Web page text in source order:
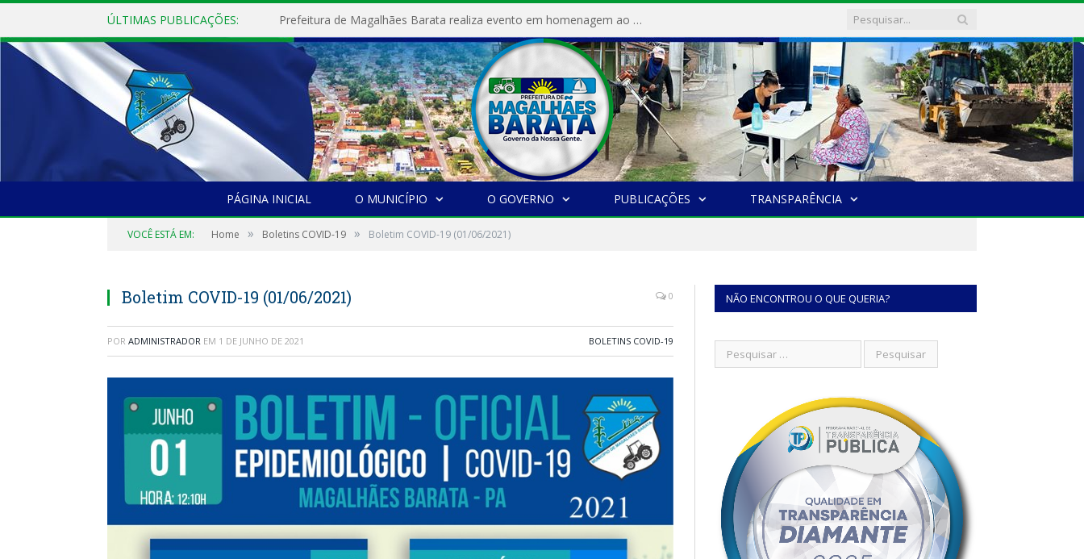
ÚLTIMAS PUBLICAÇÕES: Prefeitura de Magalhães Barata realiza evento em homenagem ao Dia Internacional da Mulher
PÁGINA INICIAL O MUNICÍPIO O GOVERNO PUBLICAÇÕES TRANSPARÊNCIA
VOCÊ ESTÁ EM: Home » Boletins COVID-19 » Boletim COVID-19 (01/06/2021)
Boletim COVID-19 (01/06/2021) 0
POR ADMINISTRADOR EM 1 DE JUNHO DE 2021 BOLETINS COVID-19
NÃO ENCONTROU O QUE QUERIA?